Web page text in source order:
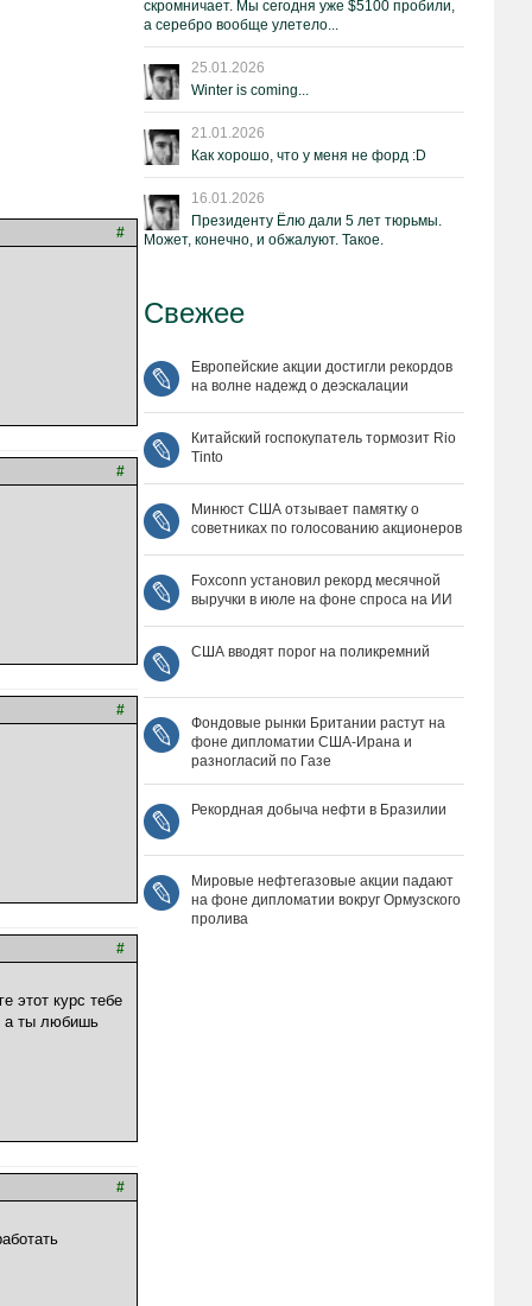
#
#
#
#
этот курс тебе
а ты любишь
#
скромничает. Мы сегодня уже $5100 пробили,
а серебро вообще улетело...
25.01.2026
Winter is coming...
21.01.2026
Как хорошо, что у меня не форд :D
16.01.2026
Президенту Ёлю дали 5 лет тюрьмы.
Может, конечно, и обжалуют. Такое.
Свежее
Европейские акции достигли рекордов
на волне надежд о деэскалации
Китайский госпокупатель тормозит Rio
Tinto
Минюст США отзывает памятку о
советниках по голосованию акционеров
Foxconn установил рекорд месячной
выручки в июле на фоне спроса на ИИ
США вводят порог на поликремний
Фондовые рынки Британии растут на
фоне дипломатии США‑Ирана и
разногласий по Газе
Рекордная добыча нефти в Бразилии
Мировые нефтегазовые акции падают
на фоне дипломатии вокруг Ормузского
пролива